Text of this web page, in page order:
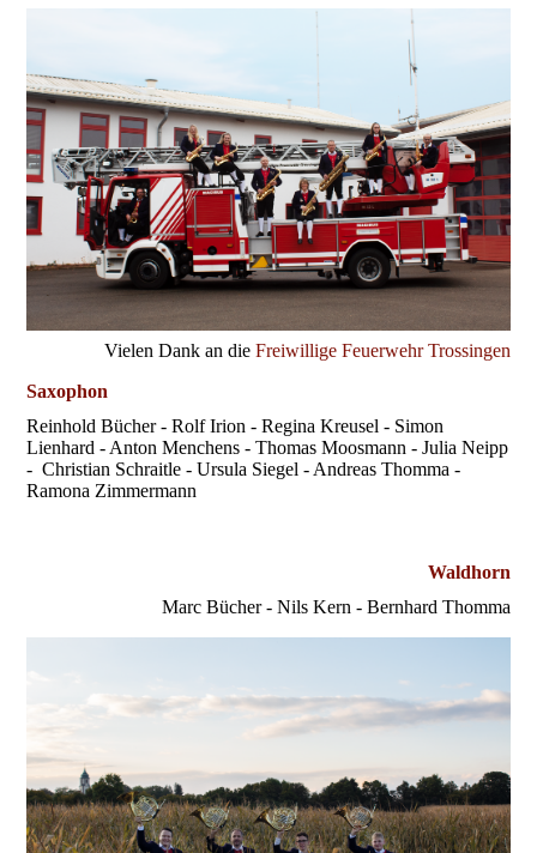
Vielen Dank an die Freiwillige Feuerwehr Trossingen
Saxophon
Reinhold Bücher - Rolf Irion - Regina Kreusel - Simon
Lienhard - Anton Menchens - Thomas Moosmann - Julia Neipp
- Christian Schraitle - Ursula Siegel - Andreas Thomma -
Ramona Zimmermann
Waldhorn
Marc Bücher - Nils Kern - Bernhard Thomma